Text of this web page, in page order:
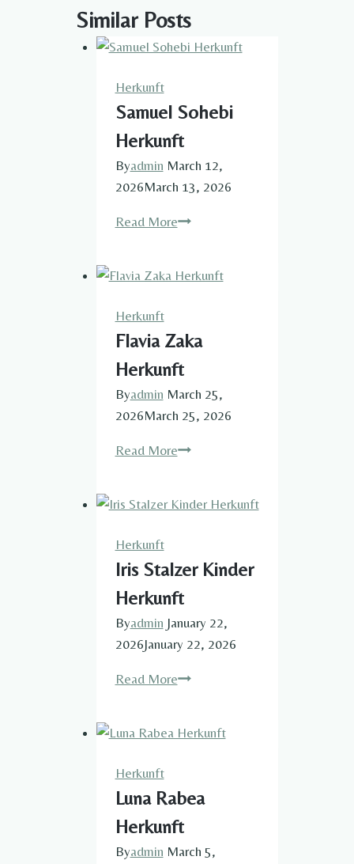
Similar Posts
Herkunft​
Samuel Sohebi
Herkunft
Byadmin March 12,
2026March 13, 2026
Read MoreSamuel
Herkunft​
Flavia Zaka
Herkunft
Byadmin March 25,
2026March 25, 2026
Read MoreFlavia
Herkunft​
Iris Stalzer Kinder
Herkunft​
Byadmin January 22,
2026January 22, 2026
Read MoreIris
Herkunft​
Herkunft​
Luna Rabea
Herkunft
Byadmin March 5,